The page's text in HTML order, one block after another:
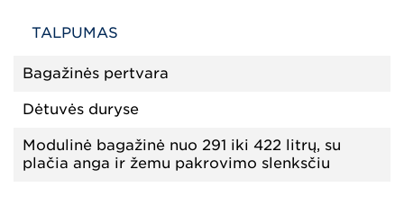
TALPUMAS
Bagažinės pertvara
Dėtuvės duryse
Modulinė bagažinė nuo 291 iki 422 litrų, su
plačia anga ir žemu pakrovimo slenksčiu